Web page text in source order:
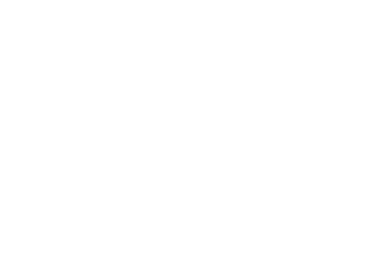
oblíbených hotelů